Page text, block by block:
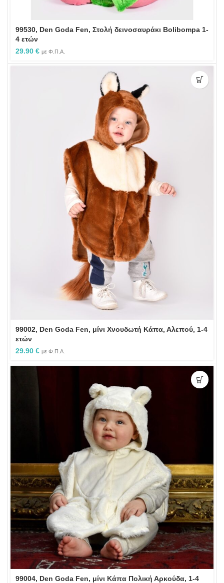
99530, Den Goda Fen, Στολή δεινοσαυράκι Bolibompa 1-
4 ετών
29.90 € με Φ.Π.Α.
99002, Den Goda Fen, μίνι Χνουδωτή Κάπα, Αλεπού, 1-4
ετών
29.90 € με Φ.Π.Α.
99004, Den Goda Fen, μίνι Κάπα Πολική Αρκούδα, 1-4